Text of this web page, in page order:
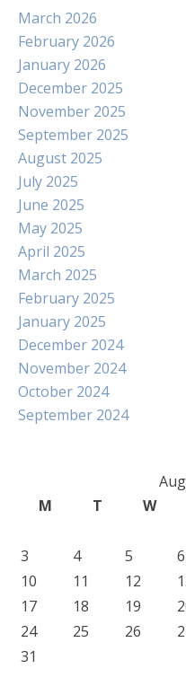
March 2026
February 2026
January 2026
December 2025
November 2025
September 2025
August 2025
July 2025
June 2025
May 2025
April 2025
March 2025
February 2025
January 2025
December 2024
November 2024
October 2024
September 2024
M
T W
3
4 5 6
10
11 12
17
18 19
24
25 26
31